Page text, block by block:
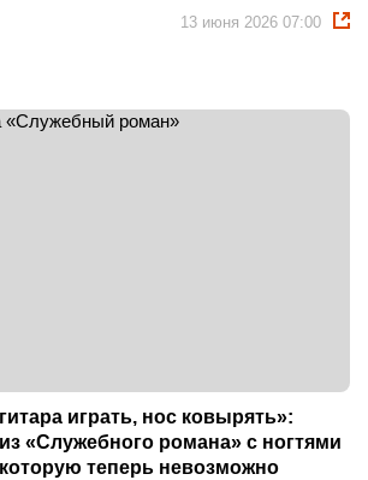
13 июня 2026 07:00
играть, нос ковырять»:
«Служебного романа» с ногтями
теперь невозможно